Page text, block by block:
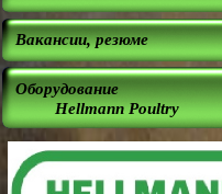
Вакансии, резюме
Оборудование
Hellmann Poultry